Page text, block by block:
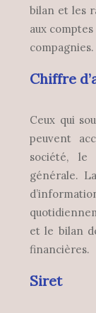
bilan et les
aux
compagnies.
Chiffre
Ceux qui
peuvent
société, le
générale.
et le bilan
financières.
Siret